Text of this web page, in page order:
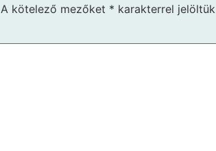
A kötelező mezőket * karakterrel jelöltük